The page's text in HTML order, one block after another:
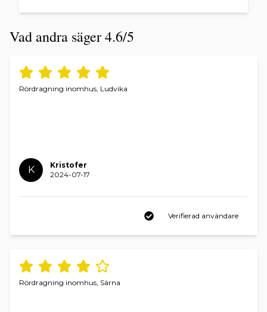
Vad andra säger 4.6/5
Rördragning inomhus, Ludvika
K
Kristofer
2024-07-17
Verifierad användare
Rördragning inomhus, Särna